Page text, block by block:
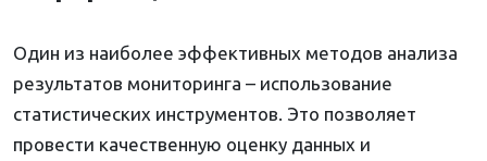
Один из наиболее эффективных методов анализа
результатов мониторинга – использование
статистических инструментов. Это позволяет
провести качественную оценку данных и